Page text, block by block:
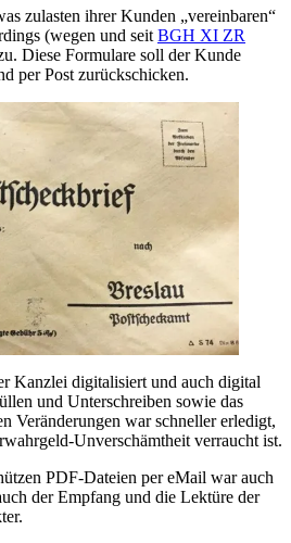
zulasten ihrer Kunden „vereinbaren“
(wegen und seit BGH XI ZR
Diese Formulare soll der Kunde
per Post zurückschicken.
Kanzlei digitalisiert und auch digital
und Unterschreiben sowie das
Veränderungen war schneller erledigt,
Unverschämtheit verraucht ist.
PDF-Dateien per eMail war auch
der Empfang und die Lektüre der